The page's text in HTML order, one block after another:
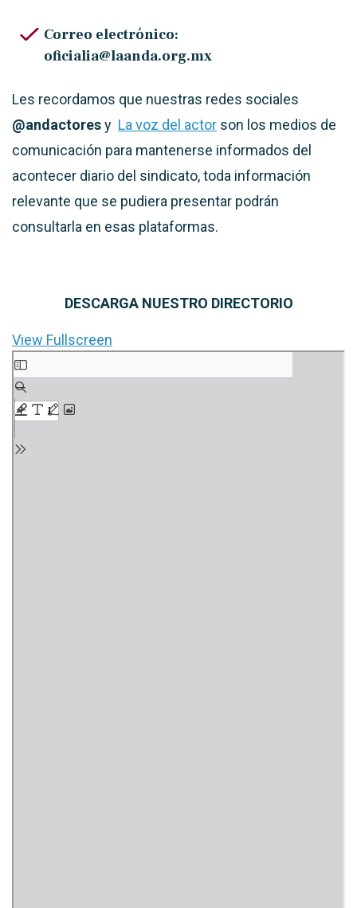
Correo electrónico:
oficialia@laanda.org.mx
Les recordamos que nuestras redes sociales
@andactoresy La voz del actor son los medios de
comunicación para mantenerse informados del
acontecer diario del sindicato, toda información
relevante que se pudiera presentar podrán
consultarla en esas plataformas.
DESCARGA NUESTRO DIRECTORIO
View Fullscreen
Saltar
al
contenido
del
PDF